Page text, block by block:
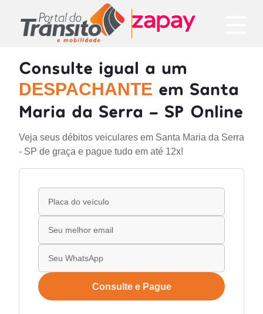
Consulte igual a um
DESPACHANTE em Santa
Maria da Serra - SP Online
Veja seus débitos veiculares em Santa Maria da Serra
- SP de graça e pague tudo em até 12x!
Consulte e Pague